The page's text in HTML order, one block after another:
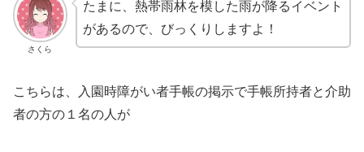
さくら
たまに、熱帯雨林を模した雨が降るイベント
があるので、びっくりしますよ！
こちらは、入園時障がい者手帳の掲示で手帳所持者と介助
者の方の１名の人が